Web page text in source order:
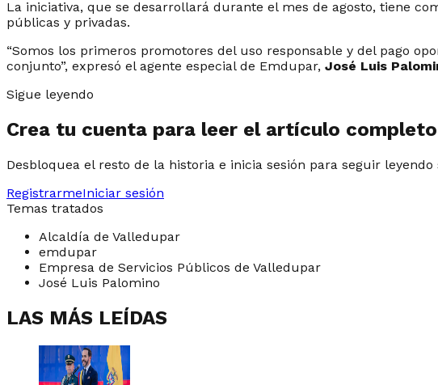
La iniciativa, que se desarrollará durante el mes de agosto, tiene
públicas y privadas.
“Somos los primeros promotores del uso responsable y del pago
conjunto”, expresó el agente especial de Emdupar, José Luis
Sigue leyendo
Crea tu cuenta para leer el artículo completo
Desbloquea el resto de la historia e inicia sesión para seguir
RegistrarmeIniciar sesión
Temas tratados
Alcaldía de Valledupar
emdupar
Empresa de Servicios Públicos de Valledupar
José Luis Palomino
LAS MÁS LEÍDAS